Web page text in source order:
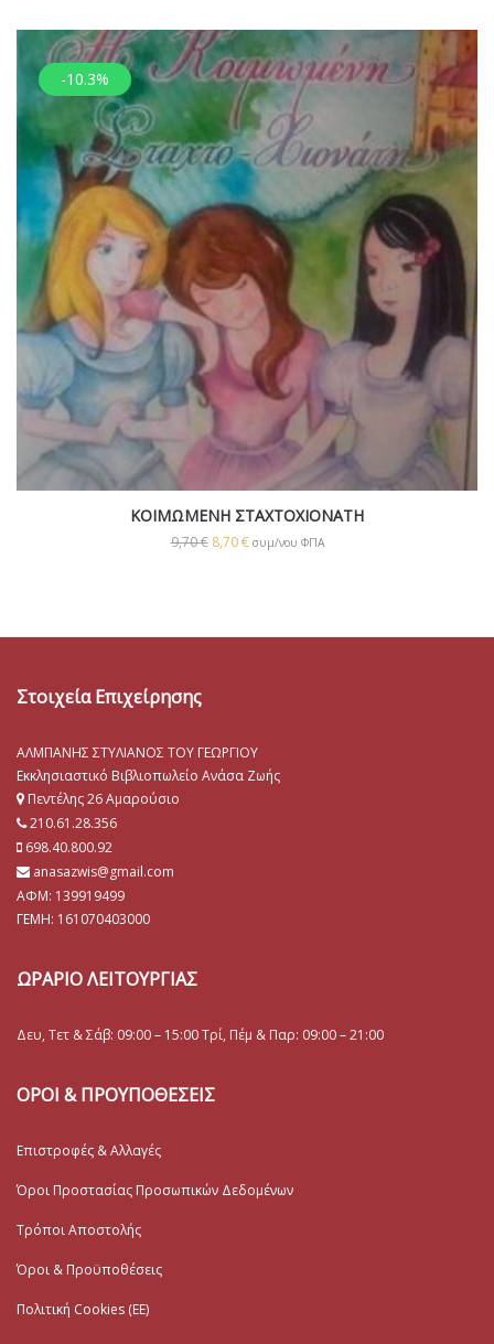
-10.3%
ΚΟΙΜΩΜΕΝΗ ΣΤΑΧΤΟΧΙΟΝΑΤΗ
9,70€ 8,70€ συμ/νου ΦΠΑ
Στοιχεία Επιχείρησης
ΑΛΜΠΑΝΗΣ ΣΤΥΛΙΑΝΟΣ ΤΟΥ ΓΕΩΡΓΙΟΥ
Εκκλησιαστικό Βιβλιοπωλείο Ανάσα Ζωής
Πεντέλης 26 Αμαρούσιο
210.61.28.356
698.40.800.92
anasazwis@gmail.com
ΑΦΜ: 139919499
ΓΕΜΗ: 161070403000
ΩΡΑΡΙΟ ΛΕΙΤΟΥΡΓΙΑΣ
Δευ, Τετ & Σάβ: 09:00 – 15:00 Τρί, Πέμ & Παρ: 09:00 – 21:00
ΟΡΟΙ & ΠΡΟΥΠΟΘΕΣΕΙΣ
Επιστροφές & Αλλαγές
Όροι Προστασίας Προσωπικών Δεδομένων
Τρόποι Αποστολής
Όροι & Προϋποθέσεις
Πολιτική Cookies (ΕΕ)